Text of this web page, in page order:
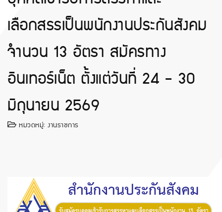
เลือกสรรเป็นพนักงานประกันสังคม
จำนวน 13 อัตรา สมัครทาง
อินเทอร์เน็ต ตั้งแต่วันที่ 24 - 30
มิถุนายน 2569
หมวดหมู่: งานราชการ